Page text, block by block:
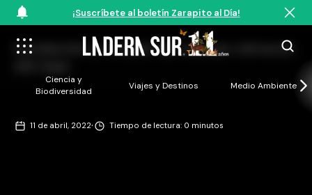
¡Suscríbete al boletín Zarapito al Día!
Ciencia y
Biodiversidad
Viajes y Destinos Medio Ambiente
Instalación y revisión de trampa cámaras.
11 de abril, 2022· Tiempo de lectura: 0 minutos